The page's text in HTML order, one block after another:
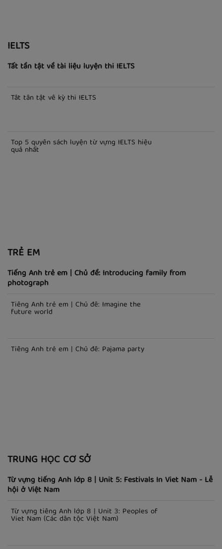
IELTS
Tất tần tật về tài liệu luyện thi IELTS
Tất tần tật về kỳ thi IELTS
Top 5 quyển sách luyện từ vựng IELTS hiệu
quả nhất
TRẺ EM
Tiếng Anh trẻ em | Chủ đề: Introducing family from
photograph
Tiếng Anh trẻ em | Chủ đề: Imagine the
future world
Tiếng Anh trẻ em | Chủ đề: Pajama party
TRUNG HỌC CƠ SỞ
Từ vựng tiếng Anh lớp 8 | Unit 5: Festivals In Viet Nam - Lễ
hội ở Việt Nam
Từ vựng tiếng Anh lớp 8 | Unit 3: Peoples of
Viet Nam (Các dân tộc Việt Nam)